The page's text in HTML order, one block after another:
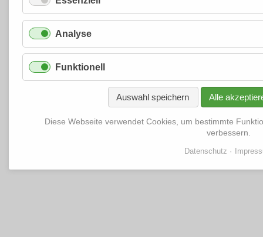
Analyse
Funktionell
Auswahl speichern Alle
Diese Webseite verwendet Cookies, um bestimmte
verbessern.
Datenschutz